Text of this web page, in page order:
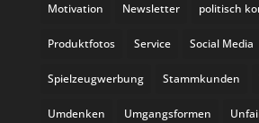
Motivation Newsletter politisch
Produktfotos Service Social Media
Spielzeugwerbung Stammkunden
Umdenken Umgangsformen